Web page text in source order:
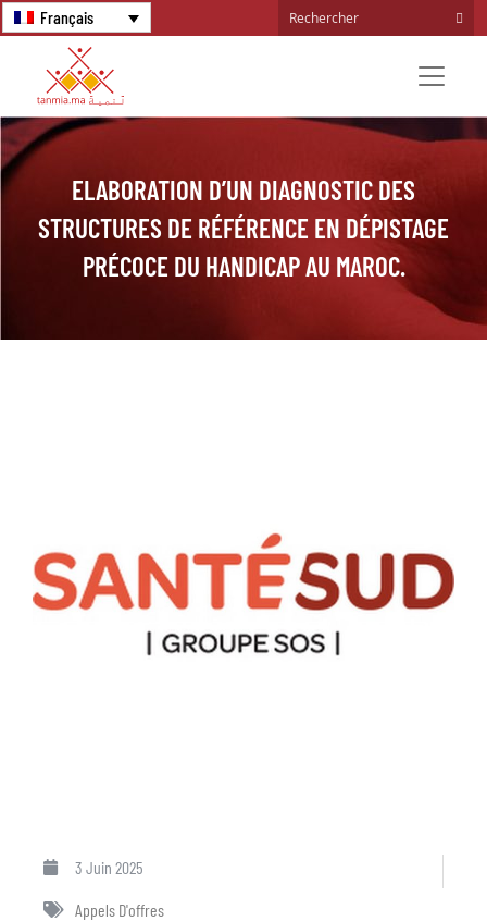
Français
ELABORATION D’UN DIAGNOSTIC DES
STRUCTURES DE RÉFÉRENCE EN DÉPISTAGE
PRÉCOCE DU HANDICAP AU MAROC.
3 Juin 2025
Appels D'offres